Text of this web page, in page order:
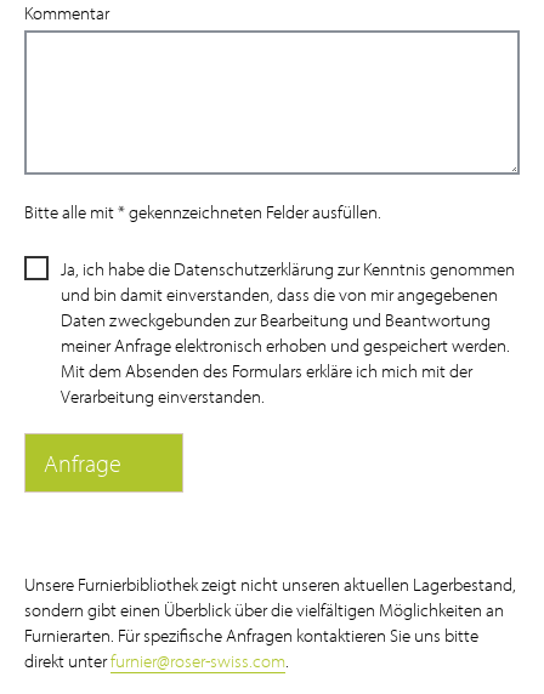
Kommentar
Bitte alle mit * gekennzeichneten Felder ausfüllen.
Ja, ich habe die Datenschutzerklärung zur Kenntnis genommen
und bin damit einverstanden, dass die von mir angegebenen
Daten zweckgebunden zur Bearbeitung und Beantwortung
meiner Anfrage elektronisch erhoben und gespeichert werden.
Mit dem Absenden des Formulars erkläre ich mich mit der
Verarbeitung einverstanden.
Unsere Furnierbibliothek zeigt nicht unseren aktuellen Lagerbestand,
sondern gibt einen Überblick über die vielfältigen Möglichkeiten an
Furnierarten. Für spezifische Anfragen kontaktieren Sie uns bitte
direkt unterfurnier@roser-swiss.com.